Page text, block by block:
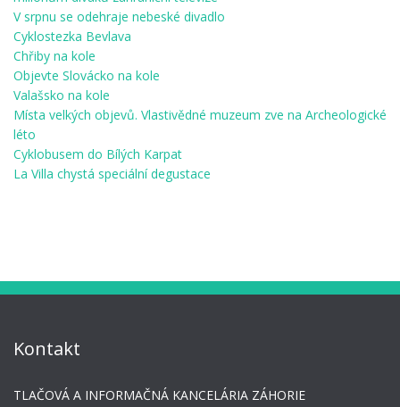
V srpnu se odehraje nebeské divadlo
Cyklostezka Bevlava
Chřiby na kole
Objevte Slovácko na kole
Valašsko na kole
Místa velkých objevů. Vlastivědné muzeum zve na Archeologické
léto
Cyklobusem do Bílých Karpat
La Villa chystá speciální degustace
Kontakt
TLAČOVÁ A INFORMAČNÁ KANCELÁRIA ZÁHORIE